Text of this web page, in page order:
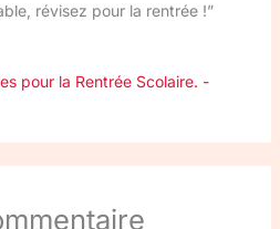
révisez pour la rentrée !”
pour la Rentrée Scolaire. -